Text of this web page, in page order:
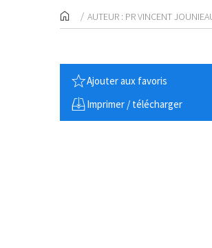
AUTEUR : PR VINCENT
Ajouter aux favoris
Imprimer / télécharger